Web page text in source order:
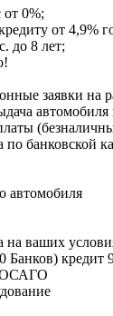
0%;
от 4,9%
до 8 лет;
заявки на
банковской
автомобиля
на ваших
Банков) кредит
ОСАГО